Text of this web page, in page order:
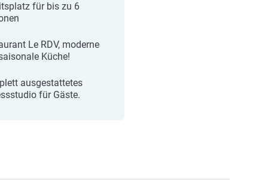
für bis zu 6
Le RDV, moderne
Küche!
ausgestattetes
für Gäste.